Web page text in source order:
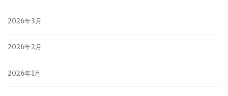
2026年3月
2026年2月
2026年1月